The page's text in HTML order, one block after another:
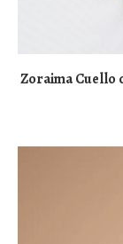
Zoraima Cuello